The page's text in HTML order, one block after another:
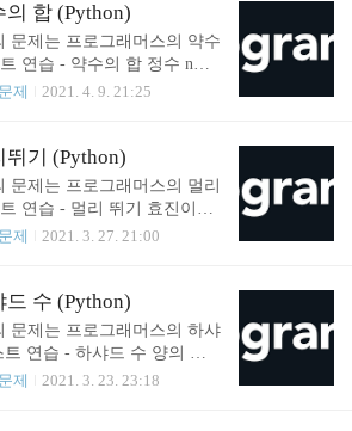
수, solution을 완성해주세
번째 시도 def solution(x, n):
= -1 answer = [x * minus for
안에서 처리를 하려고 했
의 합 (Python)
문제는 프로그래머스의 약수
연습 - 약수의 합 정수 n을
더한 값을 리턴하는 함수,
의 약수 programmers.co.kr
answer = 0 yaksu_list = [] if n
i in range(1, n//2): if n % i ==
제 2021. 4. 9. 21:25
뛰기 (Python)
문제는 프로그래머스의 멀리
연습 - 멀리 뛰기 효진이는
습니다. 효진이는 한번에 1
칸, 2 programmers.co.kr Sol
= dict() temp[0] = 1 temp[1]
temp[i] = temp[i-1] + temp[i-
1일..
제 2021. 3. 27. 21:00
드 수 (Python)
문제는 프로그래머스의 하샤
연습 - 하샤드 수 양의 정
x의 자릿수의 합으로 x가 나
제 2021. 3. 23. 23:18